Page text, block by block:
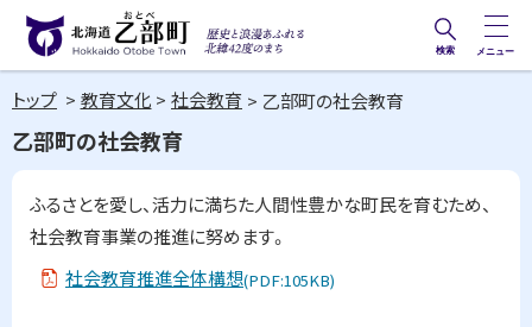
へ
メ
ニ
ュ
北海道乙部町
Hokkaido Otobe Town
歴史と
浪漫あ
北緯42
度のま
ち
検索 メニュー
トップ 教育文化 社会教育 乙部町の社会教育
乙部町の社会教育
ペ
ー
ジ
内
目
ふるさとを愛し、活力に満ちた人間性豊かな町民を育むため、
社会教育事業の推進に努めます。
社会教育推進全体構想(PDF:105KB)